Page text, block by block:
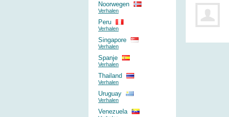
Noorwegen
Verhalen
Peru
Verhalen
Singapore
Verhalen
Spanje
Verhalen
Thailand
Verhalen
Uruguay
Verhalen
Venezuela